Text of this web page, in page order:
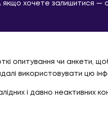
хочете залишитися —
опитування чи анкети,
використовувати цю
і давно неактивних
07